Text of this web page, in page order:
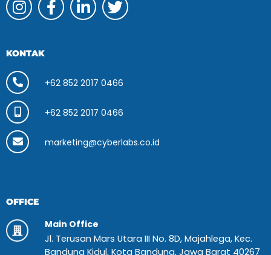
KONTAK
+62 852 2017 0466
+62 852 2017 0466
marketing@cyberlabs.co.id
OFFICE
Main Office
Jl. Terusan Mars Utara III No. 8D, Majahlega, Kec.
Bandung Kidul, Kota Bandung, Jawa Barat 40267